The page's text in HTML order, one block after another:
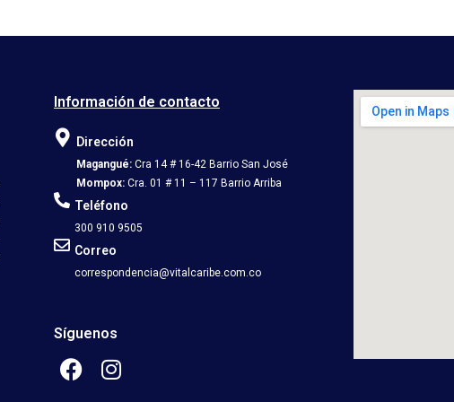
Información de contacto
Dirección
Magangué: Cra 14 # 16-42 Barrio San José
Mompox:Cra. 01 # 11 – 117 Barrio Arriba
Teléfono
300 910 9505
Correo
correspondencia@vitalcaribe.com.co
Síguenos